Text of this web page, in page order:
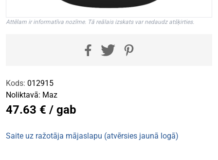
Attēlam ir informatīva nozīme. Tā reālais izskats var nedaudz atšķirties.
Kods: 012915
Noliktavā: Maz
47.63 € / gab
Saite uz ražotāja mājaslapu (atvērsies jaunā logā)